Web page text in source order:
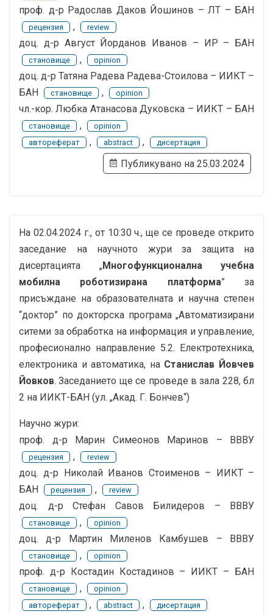
проф. д-р Радослав Даков Йошинов – ЛТ – БАН
рецензия , review
доц. д-р Август Йорданов Иванов – ИР – БАН
становище , opinion
доц. д-р Татяна Радева Радева-Стоилова – ИИКТ –
БАН
становище , opinion
чл.-кор. Любка Атанасова Дуковска – ИИКТ – БАН
становище ,
opinion
автореферат
, abstract , дисертация
Публикувано на 25.03.2024
На 02.04.2024 г., от 10:30 ч., ще се проведе открито
заседание на научното жури за защита на
дисертацията „Многофункционална учебна
мобилна роботизирана платформа” за
присъждане на образователната и научна степен
“доктор” по докторска програма „Автоматизирани
ситеми за обработка на информация и управление,
професионално направление 5.2. Електротехника,
електроника и автоматика, на Станислав Йовчев
Йовков. Заседанието ще се проведе в зала 228, бл
2 на ИИКТ-БАН (ул. „Акад. Г. Бончев“)
Научно жури:
проф. д-р Марин Симеонов Маринов – ВВВУ
рецензия , review
доц. д-р Николай Иванов Стоименов – ИИКТ –
БАН
рецензия , review
доц. д-р Стефан Савов Билидеров – ВВВУ
становище , opinion
доц. д-р Мартин Миленов Камбушев – ВВВУ
становище , opinion
проф. д-р Костадин Костадинов – ИИКТ – БАН
становище ,
opinion
автореферат
, abstract , дисертация